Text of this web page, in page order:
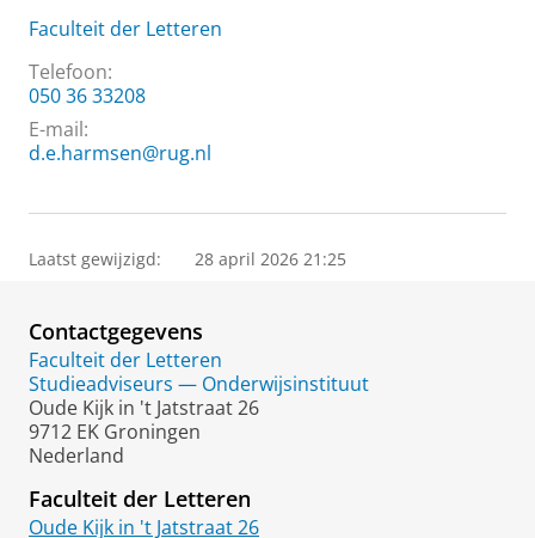
Faculteit der Letteren
Telefoon:
050 36 33208
E-mail:
d.e.harmsen@rug.nl
Laatst gewijzigd: 28 april 2026 21:25
Contactgegevens
Faculteit der Letteren
Studieadviseurs — Onderwijsinstituut
Oude Kijk in 't Jatstraat 26
9712 EK Groningen
Nederland
Faculteit der Letteren
Oude Kijk in 't Jatstraat 26